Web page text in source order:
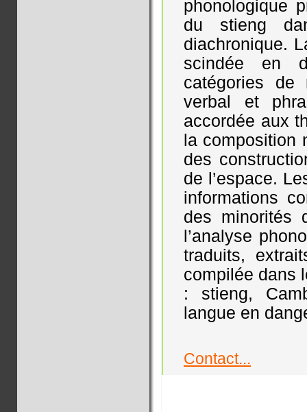
phonologique
du stieng
diachronique.
scindée en
catégories de
verbal et
accordée aux
la composition
des
de l’espace.
informations
des minorités
l’analyse
traduits,
compilée dans
: stieng,
langue en
Contact...